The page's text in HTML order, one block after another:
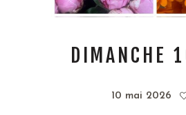
DIMANCHE
10 mai 2026